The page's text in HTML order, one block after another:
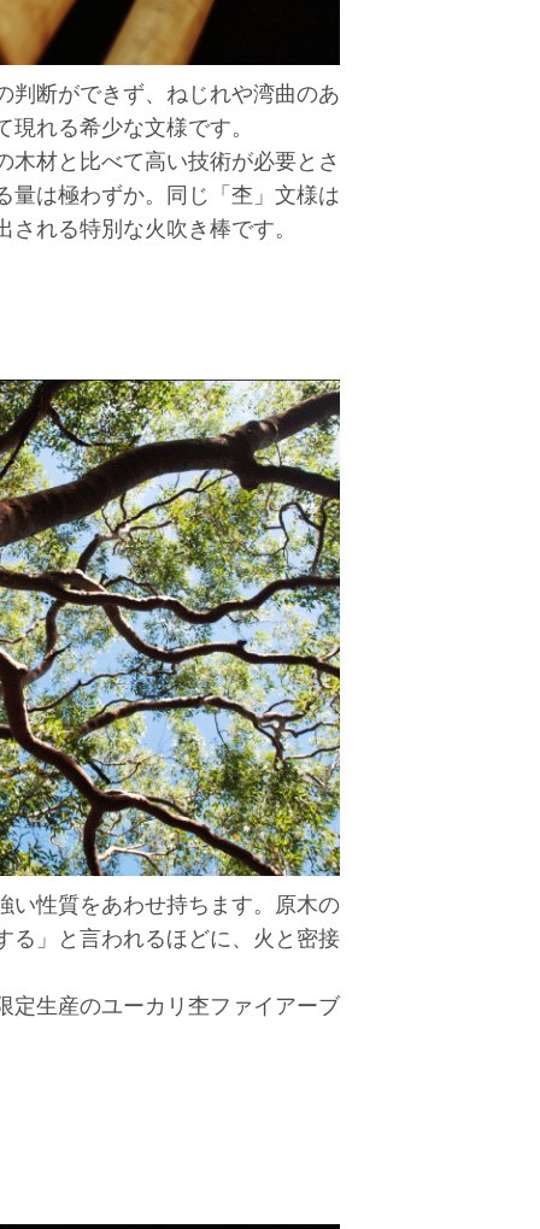
判断ができず、ねじれや湾曲のあ
れる希少な文様です。
材と比べて高い技術が必要とさ
量は極わずか。同じ「杢」文様は
れる特別な火吹き棒です。
い性質をあわせ持ちます。原木の
る」と言われるほどに、火と密接
定生産のユーカリ杢ファイアーブ